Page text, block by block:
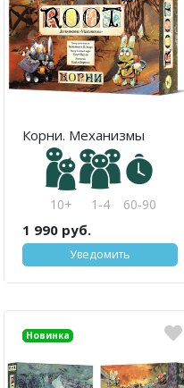
Корни. Механизмы
10+ 1-4 60-90
1 990 руб.
Уведомить
Акция
Новинка